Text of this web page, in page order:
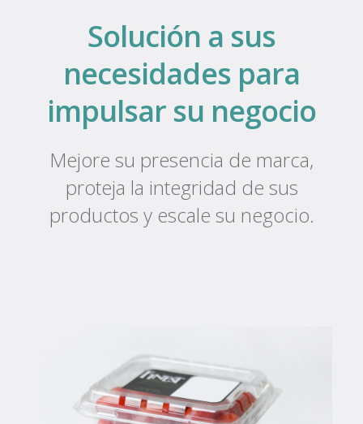
Solución a sus
necesidades para
impulsar su negocio
Mejore su presencia de marca,
proteja la integridad de sus
productos y escale su negocio.